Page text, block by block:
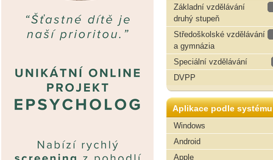
Základní vzdělávání
druhý stupeň
Středoškolské vzdělávání
a gymnázia
Speciální vzdělávání
DVPP
Aplikace podle systému
Windows
Android
Apple